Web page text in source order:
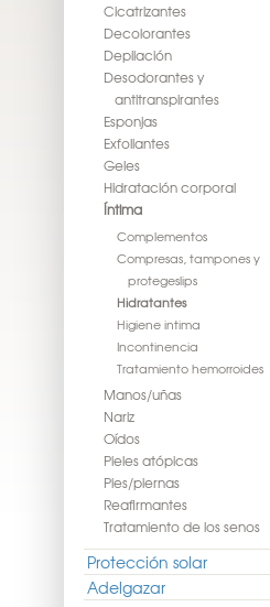
Cicatrizantes
Decolorantes
Depilación
Desodorantes y
antitranspirantes
Esponjas
Exfoliantes
Geles
Hidratación corporal
Íntima
Complementos
Compresas, tampones y
protegeslips
Hidratantes
Higiene intima
Incontinencia
Tratamiento hemorroides
Manos/uñas
Nariz
Oídos
Pieles atópicas
Pies/piernas
Reafirmantes
Tratamiento de los senos
Protección solar
Adelgazar